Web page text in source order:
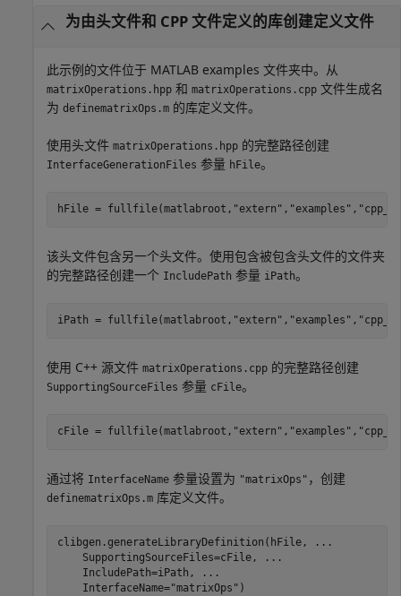
为由头文件和 CPP 文件定义的库创建定义文件
此示例的文件位于 MATLAB examples 文件夹中。从
matrixOperations.hpp 和 matrixOperations.cpp 文件生成名
为 definematrixOps.m 的库定义文件。
使用头文件 matrixOperations.hpp 的完整路径创建
InterfaceGenerationFiles 参量 hFile。
hFile = fullfile(matlabroot, "extern" , "examples" ,
该头文件包含另一个头文件。使用包含被包含头文件的文件夹
的完整路径创建一个 IncludePath 参量 iPath。
iPath = fullfile(matlabroot, "extern" , "examples" ,
使用 C++ 源文件 matrixOperations.cpp 的完整路径创建
SupportingSourceFiles 参量 cFile。
cFile = fullfile(matlabroot, "extern" , "examples" ,
通过将 InterfaceName 参量设置为 "matrixOps" ，创建
definematrixOps.m 库定义文件。
clibgen.generateLibraryDefinition(hFile,
...
    SupportingSourceFiles=cFile,
...
    IncludePath=iPath,
...
    InterfaceName=
"matrixOps" )